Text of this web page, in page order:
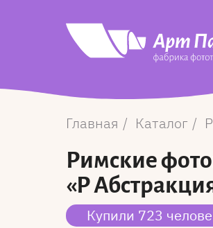
Главная Каталог
Римские
«Р
Купили 723